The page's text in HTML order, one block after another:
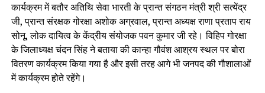
कार्यक्रम में बतौर अतिथि सेवा भारती के प्रान्त संगठन मंत्री श्री सत्येंद्र
जी, प्रान्त संरक्षक गोरक्षा अशोक अग्रवाल, प्रान्त अध्यक्ष राणा प्रताप राय
सोनू, लोक दायित्व के केंद्रीय संयोजक पवन कुमार जी रहे। विहिप गोरक्षा
के जिलाध्यक्ष चंदन सिंह ने बताया की कान्हा गौवंश आश्रय स्थल पर बोरा
वितरण कार्यक्रम किया गया है और इसी तरह आगे भी जनपद की गौशालाओं
में कार्यक्रम होते रहेंगे।